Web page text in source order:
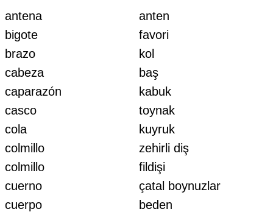
antena
anten
bigote
favori
brazo
kol
cabeza
baş
caparazón
kabuk
casco
toynak
cola
kuyruk
colmillo
zehirli diş
colmillo
fildişi
cuerno
çatal boynuzlar
cuerpo
beden